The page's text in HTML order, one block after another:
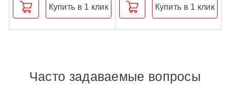
Купить в 1 клик Купить в 1 клик
Часто задаваемые вопросы